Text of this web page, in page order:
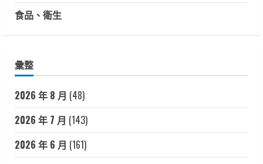
食品、衛生
彙整
2026 年 8 月 (48)
2026 年 7 月 (143)
2026 年 6 月 (161)